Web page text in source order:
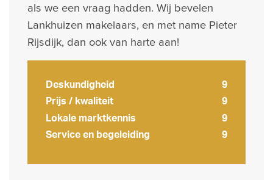
als we een vraag hadden. Wij bevelen
Lankhuizen makelaars, en met name Pieter
Rijsdijk, dan ook van harte aan!
Deskundigheid
9
Prijs / kwaliteit
9
Lokale marktkennis
9
Service en begeleiding
9